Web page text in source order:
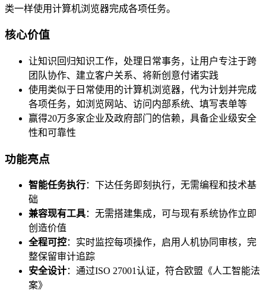
类一样使用计算机浏览器完成各项任务。
核心价值
让知识回归知识工作，处理日常事务，让用户专注于跨
团队协作、建立客户关系、将新创意付诸实践
使用类似于日常使用的计算机浏览器，代为计划并完成
各项任务，如浏览网站、访问内部系统、填写表单等
赢得20万多家企业及政府部门的信赖，具备企业级安全
性和可靠性
功能亮点
智能任务执行：下达任务即刻执行，无需编程和技术基
础
兼容现有工具：无需搭建集成，可与现有系统协作立即
创造价值
全程可控：实时监控每项操作，启用人机协同审核，完
整保留审计追踪
安全设计：通过ISO 27001认证，符合欧盟《人工智能法
案》